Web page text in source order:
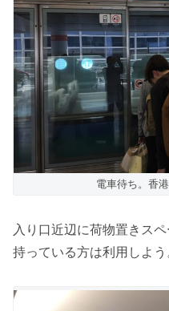
電車待ち。香
入り口近辺に荷物置きス
持っている方は利用しよう